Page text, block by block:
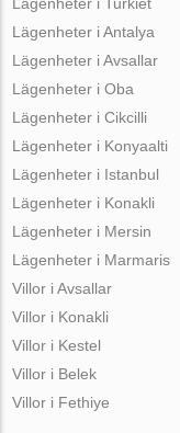
Lägenheter i Antalya
Lägenheter i Avsallar
Lägenheter i Oba
Lägenheter i Cikcilli
Lägenheter i Konyaalti
Lägenheter i Istanbul
Lägenheter i Konakli
Lägenheter i Mersin
Lägenheter i Marmaris
Villor i Avsallar
Villor i Konakli
Villor i Kestel
Villor i Belek
Villor i Fethiye